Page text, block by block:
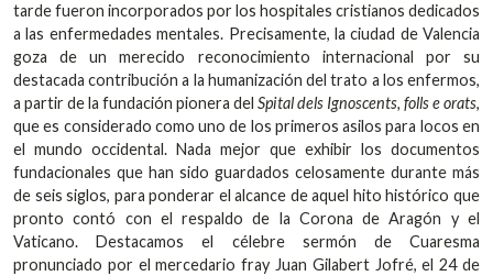
tarde fueron incorporados por los hospitales cristianos dedicados
a las enfermedades mentales. Precisamente, la ciudad de Valencia
goza de un merecido reconocimiento internacional por su
destacada contribución a la humanización del trato a los enfermos,
a partir de la fundación pionera del Spital dels Ignoscents, folls e orats,
que es considerado como uno de los primeros asilos para locos en
el mundo occidental. Nada mejor que exhibir los documentos
fundacionales que han sido guardados celosamente durante más
de seis siglos, para ponderar el alcance de aquel hito histórico que
pronto contó con el respaldo de la Corona de Aragón y el
Vaticano. Destacamos el célebre sermón de Cuaresma
pronunciado por el mercedario fray Juan Gilabert Jofré, el 24 de